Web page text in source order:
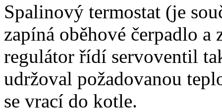
Spalinový termostat (je
zapíná oběhové čerpadlo a
regulátor řídí servoventil
udržoval požadovanou
se vrací do kotle.